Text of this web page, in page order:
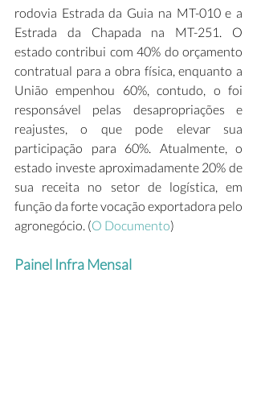
rodovia Estrada da Guia na MT-010 e a
Estrada da Chapada na MT-251. O
estado contribui com 40% do orçamento
contratual para a obra física, enquanto a
União empenhou 60%, contudo, o foi
responsável pelas desapropriações e
reajustes, o que pode elevar sua
participação para 60%. Atualmente, o
estado investe aproximadamente 20% de
sua receita no setor de logística, em
função da forte vocação exportadora pelo
agronegócio. (O Documento)
Painel Infra Mensal